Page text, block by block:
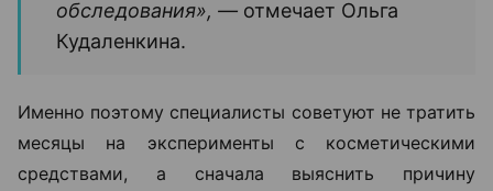
обследования», — отмечает Ольга
Кудаленкина.
Именно поэтому специалисты советуют не тратить
месяцы на эксперименты с косметическими
средствами, а сначала выяснить причину